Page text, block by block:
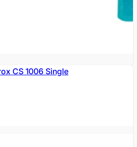
CS 1006 Single